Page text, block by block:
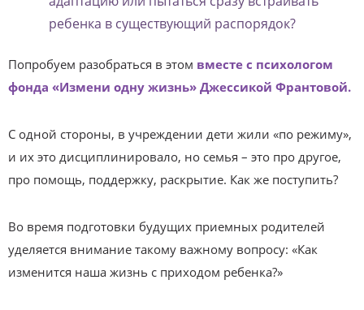
ребенка в существующий распорядок?
Попробуем разобраться в этом вместе с психологом
фонда «Измени одну жизнь» Джессикой Франтовой.
С одной стороны, в учреждении дети жили «по режиму»,
и их это дисциплинировало, но семья – это про другое,
про помощь, поддержку, раскрытие. Как же поступить?
Во время подготовки будущих приемных родителей
уделяется внимание такому важному вопросу: «Как
изменится наша жизнь с приходом ребенка?»